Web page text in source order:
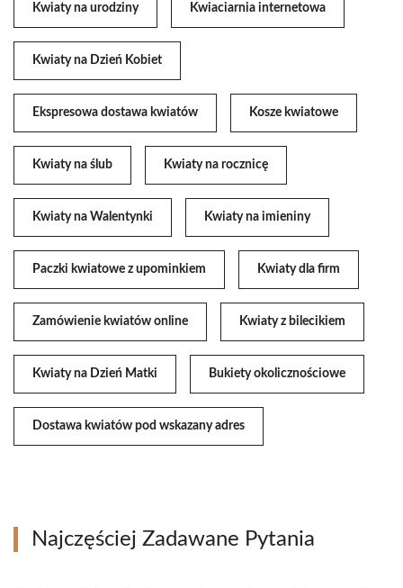
Kwiaty na urodziny Kwiaciarnia internetowa
Kwiaty na Dzień Kobiet
Ekspresowa dostawa kwiatów Kosze kwiatowe
Kwiaty na ślub Kwiaty na rocznicę
Kwiaty na Walentynki Kwiaty na imieniny
Paczki kwiatowe z upominkiem Kwiaty dla firm
Zamówienie kwiatów online Kwiaty z bilecikiem
Kwiaty na Dzień Matki Bukiety okolicznościowe
Dostawa kwiatów pod wskazany adres
Najczęściej Zadawane Pytania